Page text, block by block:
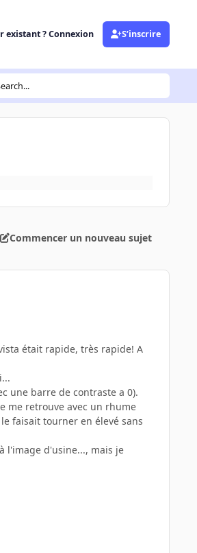
existant ? Connexion S’inscrire
Commencer un nouveau sujet
était rapide, très rapide! A
une barre de contraste a 0).
me retrouve avec un rhume
faisait tourner en élevé sans
l'image d'usine..., mais je